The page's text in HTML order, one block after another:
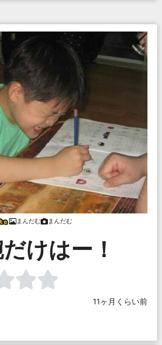
まんだむ まんだむ
けはー！
11ヶ月くらい前